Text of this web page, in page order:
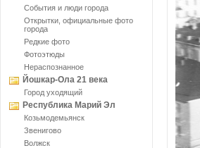
События и люди города
Открытки, официальные фото
города
Редкие фото
Фотоэтюды
Нераспознанное
Йошкар-Ола 21 века
Город уходящий
Республика Марий Эл
Козьмодемьянск
Звенигово
Волжск